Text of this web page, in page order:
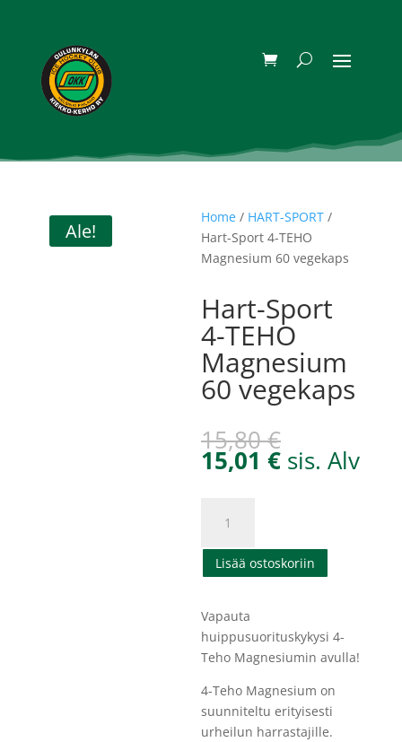
Ale!
Home/ HART-SPORT/
Hart-Sport 4-TEHO
Magnesium 60 vegekaps
Hart-Sport
4-TEHO
Magnesium
60 vegekaps
15,80€
hinta
oli:
15,01 €Nykyinen
hinta
sis. Alv
Sport
4-
TEHO
60
vegekaps
määrä
Lisää ostoskoriin
Vapauta
huippusuorituskykysi 4-
Teho Magnesiumin avulla!
4-Teho Magnesium on
suunniteltu erityisesti
urheilun harrastajille.